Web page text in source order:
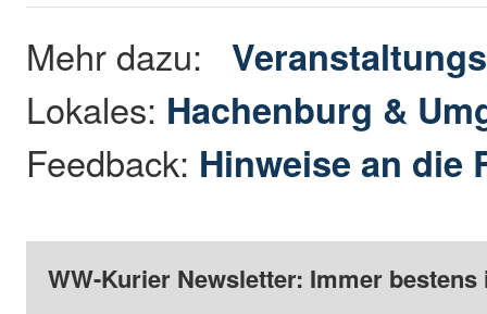
Mehr dazu:
Lokales: Hachenburg &
Feedback: Hinweise an die
WW-Kurier Newsletter: Immer